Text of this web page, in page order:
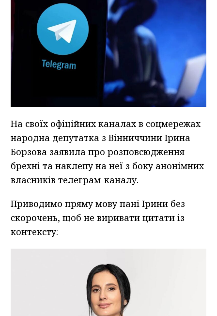
На своїх офіційних каналах в соцмережах
народна депутатка з Вінниччини Ірина
Борзова заявила про розповсюдження
брехні та наклепу на неї з боку анонімних
власників телеграм-каналу.
Приводимо пряму мову пані Ірини без
скорочень, щоб не виривати цитати із
контексту: